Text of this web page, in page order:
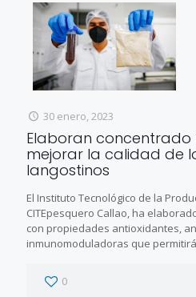
30 enero, 2023
Elaboran
mejorar la calidad de
langostinos
El Instituto Tecnológico de la
CITEpesquero Callao, ha
con propiedades antioxidantes,
inmunomoduladoras que
0